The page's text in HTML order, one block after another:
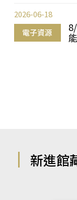
電子資源
2026-06-18
新進館